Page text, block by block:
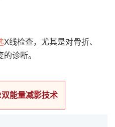
X线检查，尤其是对骨折、
诊断。
双能量减影技术